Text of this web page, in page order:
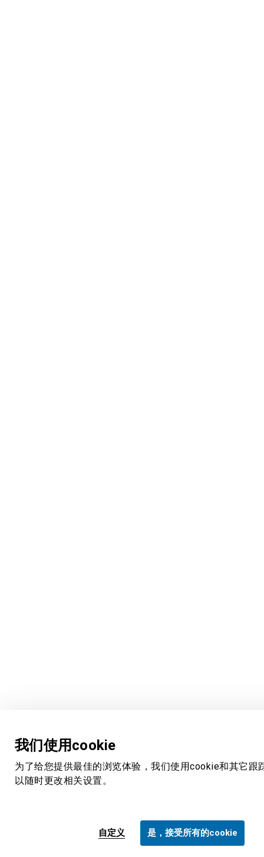
我们使用cookie
为了给您提供最佳的浏览体验，我们使用cookie和其它跟
以随时更改相关设置。
是，接受所有的cookie
自定义